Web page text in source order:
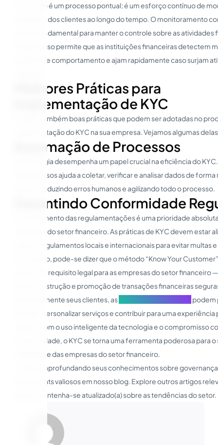
O KYC não é um processo pontual; é um esforço contínuo de
atividades dos clientes ao longo do tempo. O monitoramento
prática fundamental para manter o controle sobre as atividades
clientes. Isso permite que as instituições financeiras detectem
padrões de comportamento e ajam rapidamente caso surjam
Melhores Práticas para
Implementação de KYC
Existem também boas práticas que podem ser adotadas no
implementação do KYC na sua empresa. Vejamos algumas
Automação de Processos
A tecnologia desempenha um papel crucial na eficiência do
de processos ajuda a coletar, verificar e analisar dados de forma
precisa, reduzindo erros humanos e agilizando todo o processo.
Garantindo Conformidade
O cumprimento das regulamentações é uma prioridade
empresas do setor financeiro. As práticas de KYC devem estar
as leis e regulamentos locais e internacionais para evitar multas
Em resumo, pode-se dizer que o método “Know Your
do que um requisito legal para as empresas do setor financeiro
para a construção e promoção de transações financeiras
profundamente seus clientes, as
podem
fraudes, personalizar serviços e contribuir para uma experiência
cliente. Com o uso inteligente da tecnologia e o compromisso
conformidade, o KYC se torna uma ferramenta poderosa para o
integridade das empresas do setor financeiro.
Continue aprofundando seus conhecimentos sobre
mais insights valiosos em nosso blog. Explore outros artigos
tema e mantenha-se atualizado(a) sobre as tendências do setor.